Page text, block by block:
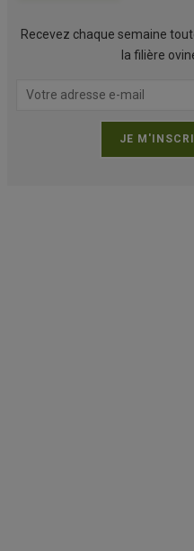
Recevez chaque semaine
la filière